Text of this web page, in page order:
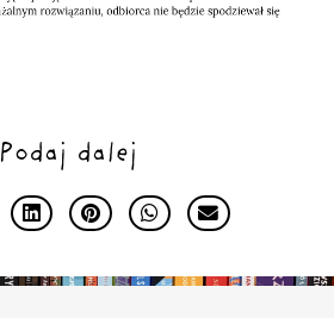
Podaj dalej